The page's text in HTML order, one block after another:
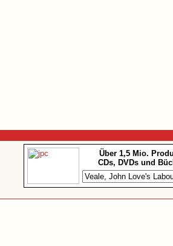
Über 1,5 Mio.
CDs, DVDs und